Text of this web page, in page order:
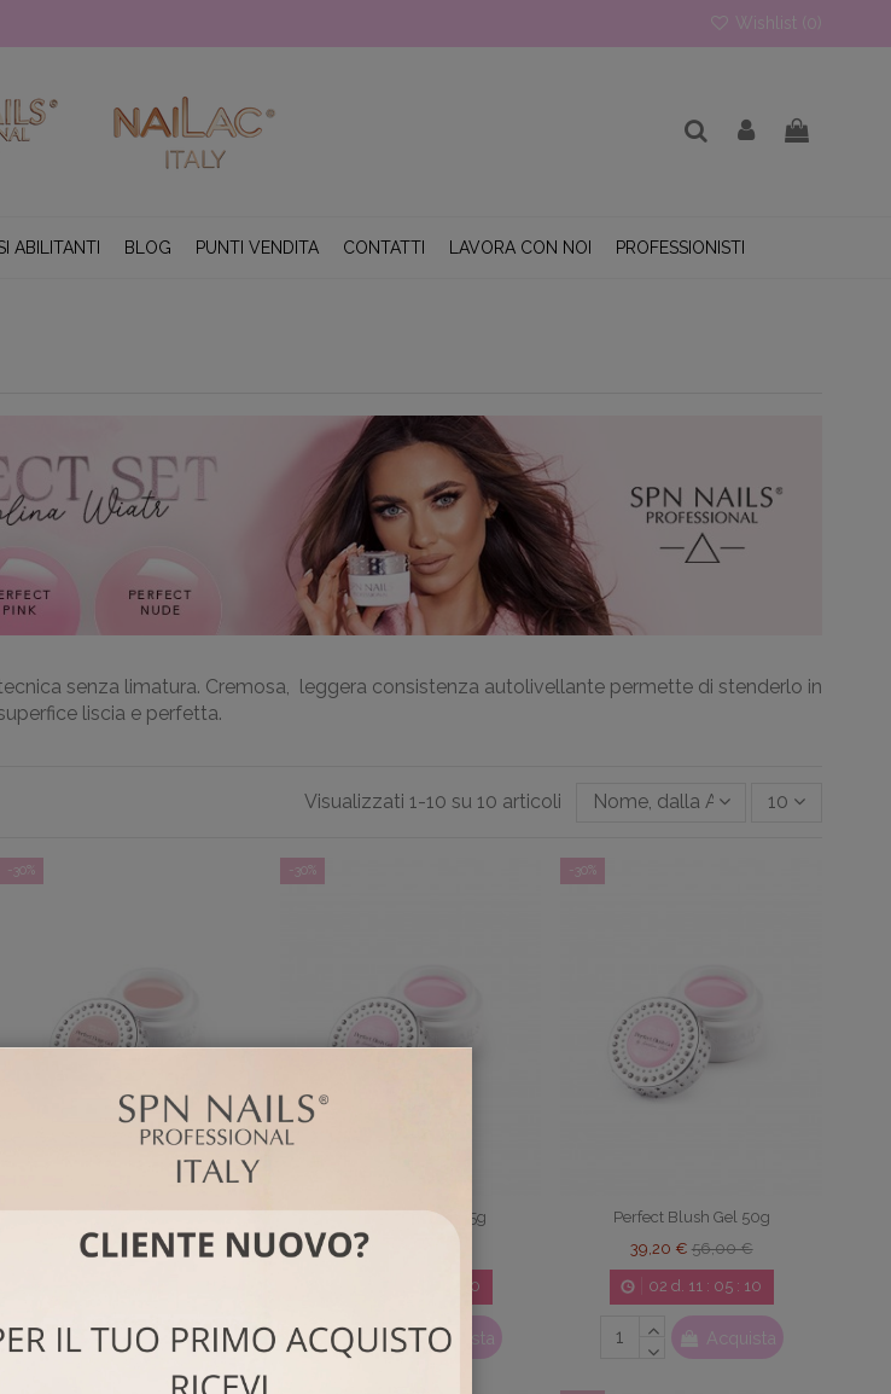
Wishlist (0)
ABILITANTI BLOG PUNTI VENDITA CONTATTI LAVORA CON NOI PROFESSIONISTI
senza limatura. Cremosa, leggera consistenza autolivellante permette di stenderlo in
liscia e perfetta.
Visualizzati 1-10 su 10 articoli Nome, dalla A alla Z10
-30%
39,20 €
56,00 €
Acquista
-30%
Perfect Blush Gel 15g
17,50 €
09
Acquista
-30%
Perfect Blush Gel 50g
39,20 € 56,00 €
02 d. 11: 05: 09
Acquista